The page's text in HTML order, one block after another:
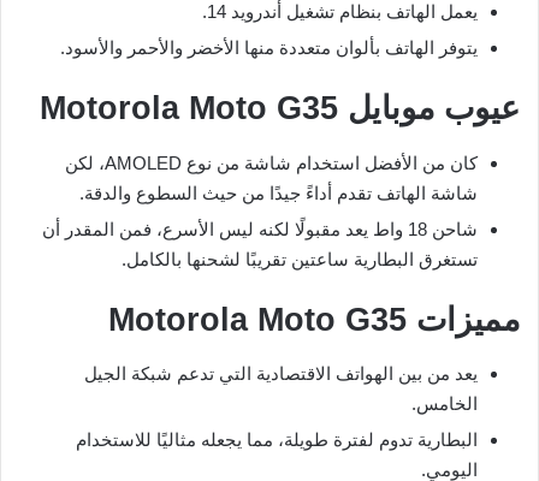
يعمل الهاتف بنظام تشغيل أندرويد 14.
يتوفر الهاتف بألوان متعددة منها الأخضر والأحمر والأسود.
عيوب موبايل Motorola Moto G35
كان من الأفضل استخدام شاشة من نوع AMOLED، لكن
شاشة الهاتف تقدم أداءً جيدًا من حيث السطوع والدقة.
شاحن 18 واط يعد مقبولًا لكنه ليس الأسرع، فمن المقدر أن
تستغرق البطارية ساعتين تقريبًا لشحنها بالكامل.
مميزات Motorola Moto G35
يعد من بين الهواتف الاقتصادية التي تدعم شبكة الجيل
الخامس.
البطارية تدوم لفترة طويلة، مما يجعله مثاليًا للاستخدام
اليومي.